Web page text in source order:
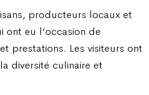
producteurs locaux et
ont eu l’occasion de
prestations. Les visiteurs ont
diversité culinaire et